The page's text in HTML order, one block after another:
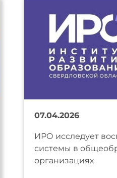
07.04.2026
ИРО исследует
системы в
организациях